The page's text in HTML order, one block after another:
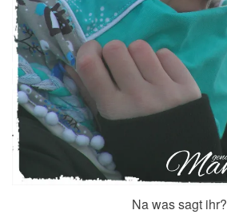
Na was sagt ihr?